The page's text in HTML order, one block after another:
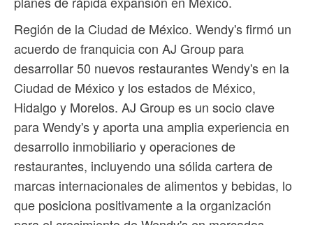
Región de la Ciudad de México. Wendy's firmó un
acuerdo de franquicia con AJ Group para
desarrollar 50 nuevos restaurantes Wendy's en la
Ciudad de México y los estados de México,
Hidalgo y Morelos. AJ Group es un socio clave
para Wendy's y aporta una amplia experiencia en
desarrollo inmobiliario y operaciones de
restaurantes, incluyendo una sólida cartera de
marcas internacionales de alimentos y bebidas, lo
que posiciona positivamente a la organización